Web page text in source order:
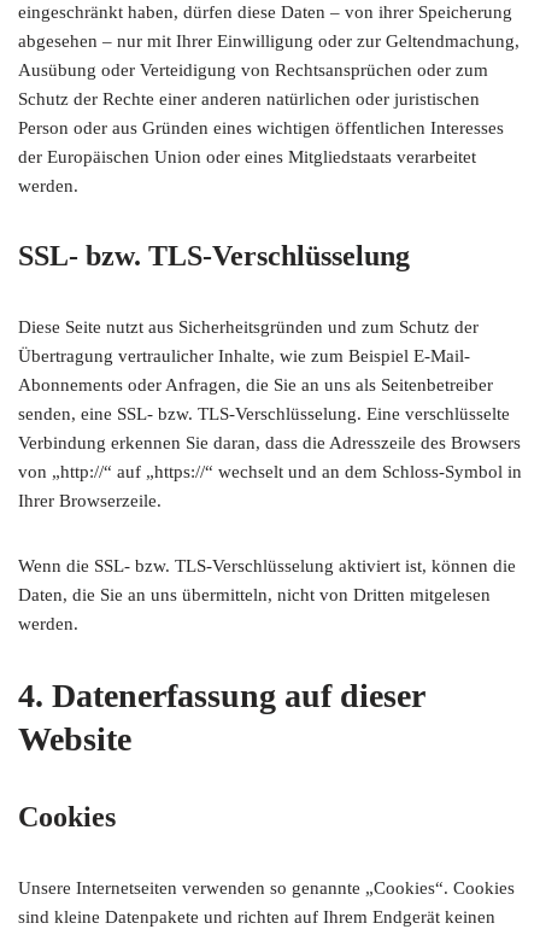
eingeschränkt haben, dürfen diese Daten – von ihrer Speicherung
abgesehen – nur mit Ihrer Einwilligung oder zur Geltendmachung,
Ausübung oder Verteidigung von Rechtsansprüchen oder zum
Schutz der Rechte einer anderen natürlichen oder juristischen
Person oder aus Gründen eines wichtigen öffentlichen Interesses
der Europäischen Union oder eines Mitgliedstaats verarbeitet
werden.
SSL- bzw. TLS-Verschlüsselung
Diese Seite nutzt aus Sicherheitsgründen und zum Schutz der
Übertragung vertraulicher Inhalte, wie zum Beispiel E-Mail-
Abonnements oder Anfragen, die Sie an uns als Seitenbetreiber
senden, eine SSL- bzw. TLS-Verschlüsselung. Eine verschlüsselte
Verbindung erkennen Sie daran, dass die Adresszeile des Browsers
von „http://“ auf „https://“ wechselt und an dem Schloss-Symbol in
Ihrer Browserzeile.
Wenn die SSL- bzw. TLS-Verschlüsselung aktiviert ist, können die
Daten, die Sie an uns übermitteln, nicht von Dritten mitgelesen
werden.
4. Datenerfassung auf dieser
Website
Cookies
Unsere Internetseiten verwenden so genannte „Cookies“. Cookies
sind kleine Datenpakete und richten auf Ihrem Endgerät keinen